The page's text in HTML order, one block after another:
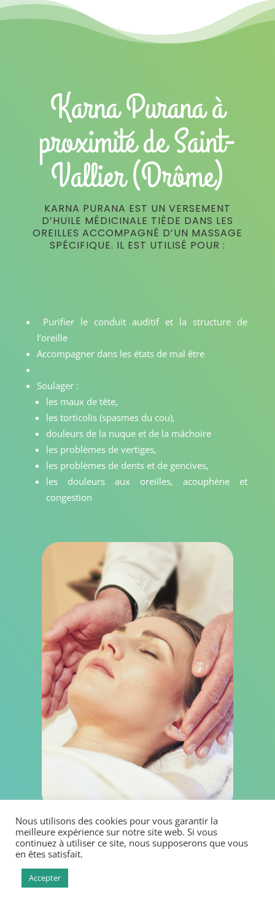
Karna Purana à
proximité de Saint-
Vallier (Drôme)
KARNA PURANA EST UN VERSEMENT
D’HUILE MÉDICINALE TIÈDE DANS LES
OREILLES ACCOMPAGNÉ D’UN MASSAGE
SPÉCIFIQUE. IL EST UTILISÉ POUR :
Purifier le conduit auditif et la structure de
l’oreille
Accompagner dans les états de mal être
Soulager :
les maux de tête,
les torticolis (spasmes du cou),
douleurs de la nuque et de la mâchoire
les problèmes de vertiges,
les problèmes de dents et de gencives,
les douleurs aux oreilles, acouphène et
congestion
la perte d’audition
Nous utilisons des cookies pour vous garantir la
meilleure expérience sur notre site web. Si vous
continuez à utiliser ce site, nous supposerons que vous
en êtes satisfait.
Accepter